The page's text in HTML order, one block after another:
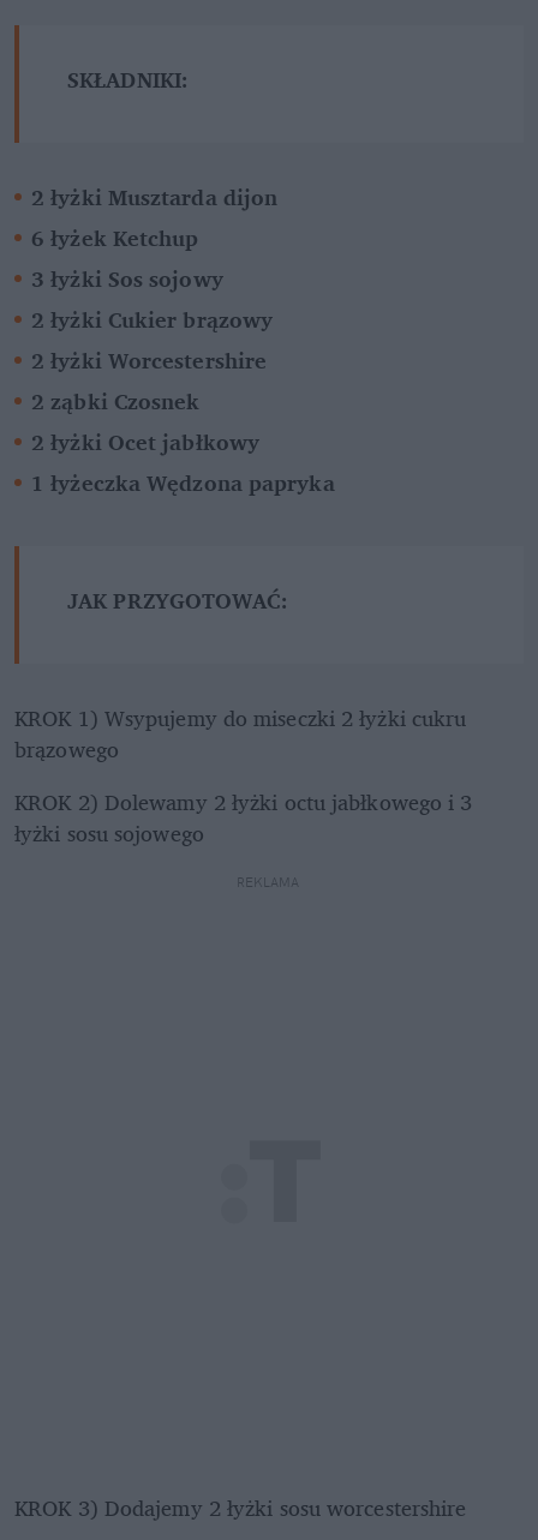
SKŁADNIKI:
2 łyżki Musztarda dijon
6 łyżek Ketchup
3 łyżki Sos sojowy
2 łyżki Cukier brązowy
2 łyżki Worcestershire
2 ząbki Czosnek
2 łyżki Ocet jabłkowy
1 łyżeczka Wędzona papryka
JAK PRZYGOTOWAĆ:
KROK 1) Wsypujemy do miseczki 2 łyżki cukru
brązowego
KROK 2) Dolewamy 2 łyżki octu jabłkowego i 3
łyżki sosu sojowego
REKLAMA
KROK 3) Dodajemy 2 łyżki sosu worcestershire